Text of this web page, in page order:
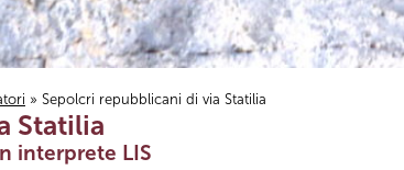
» Sepolcri repubblicani di via Statilia
Statilia
interprete LIS